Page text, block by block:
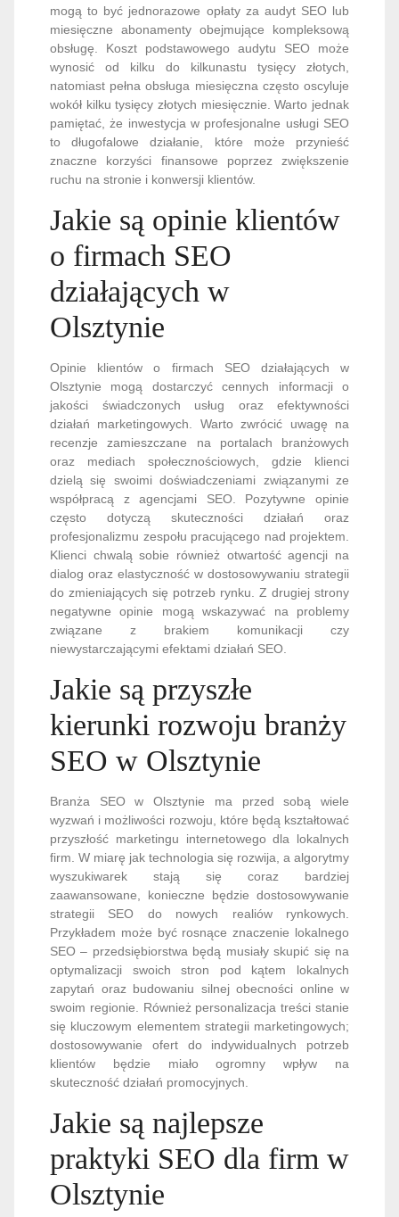
mogą to być jednorazowe opłaty za audyt SEO lub
miesięczne abonamenty obejmujące kompleksową
obsługę. Koszt podstawowego audytu SEO może
wynosić od kilku do kilkunastu tysięcy złotych,
natomiast pełna obsługa miesięczna często oscyluje
wokół kilku tysięcy złotych miesięcznie. Warto jednak
pamiętać, że inwestycja w profesjonalne usługi SEO
to długofalowe działanie, które może przynieść
znaczne korzyści finansowe poprzez zwiększenie
ruchu na stronie i konwersji klientów.
Jakie są opinie klientów
o firmach SEO
działających w
Olsztynie
Opinie klientów o firmach SEO działających w
Olsztynie mogą dostarczyć cennych informacji o
jakości świadczonych usług oraz efektywności
działań marketingowych. Warto zwrócić uwagę na
recenzje zamieszczane na portalach branżowych
oraz mediach społecznościowych, gdzie klienci
dzielą się swoimi doświadczeniami związanymi ze
współpracą z agencjami SEO. Pozytywne opinie
często dotyczą skuteczności działań oraz
profesjonalizmu zespołu pracującego nad projektem.
Klienci chwalą sobie również otwartość agencji na
dialog oraz elastyczność w dostosowywaniu strategii
do zmieniających się potrzeb rynku. Z drugiej strony
negatywne opinie mogą wskazywać na problemy
związane z brakiem komunikacji czy
niewystarczającymi efektami działań SEO.
Jakie są przyszłe
kierunki rozwoju branży
SEO w Olsztynie
Branża SEO w Olsztynie ma przed sobą wiele
wyzwań i możliwości rozwoju, które będą kształtować
przyszłość marketingu internetowego dla lokalnych
firm. W miarę jak technologia się rozwija, a algorytmy
wyszukiwarek stają się coraz bardziej
zaawansowane, konieczne będzie dostosowywanie
strategii SEO do nowych realiów rynkowych.
Przykładem może być rosnące znaczenie lokalnego
SEO – przedsiębiorstwa będą musiały skupić się na
optymalizacji swoich stron pod kątem lokalnych
zapytań oraz budowaniu silnej obecności online w
swoim regionie. Również personalizacja treści stanie
się kluczowym elementem strategii marketingowych;
dostosowywanie ofert do indywidualnych potrzeb
klientów będzie miało ogromny wpływ na
skuteczność działań promocyjnych.
Jakie są najlepsze
praktyki SEO dla firm w
Olsztynie